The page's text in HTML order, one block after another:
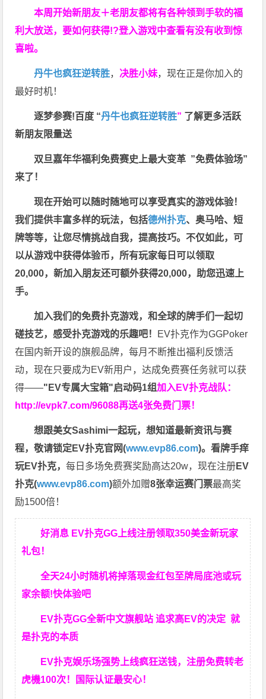
本周开始新朋友＋老朋友都将有各种领到手软的福
利大放送，要如何获得!?登入游戏中查看有没有收到惊
喜啦。
丹牛也疯狂逆转胜， 决胜小妹，现在正是你加入的
最好时机！
逐梦参赛!百度 “丹牛也疯狂逆转胜” 了解更多活跃
新朋友限量送
双旦嘉年华福利免费赛史上最大变革 ”免费体验场”
来了！
现在开始可以随时随地可以享受真实的游戏体验！
我们提供丰富多样的玩法，包括德州扑克、奥马哈、短
牌等等，让您尽情挑战自我，提高技巧。不仅如此， 可
以从游戏中获得体验币，所有玩家每日可以领取
20,000，新加入朋友还可额外获得20,000，助您迅速上
手。
加入我们的免费扑克游戏，和全球的牌手们一起切
磋技艺，感受扑克游戏的乐趣吧！ EV扑克作为GGPoker
在国内新开设的旗舰品牌，每月不断推出福利反馈活
动，现在只要成为EV新用户，达成免费赛任务就可以获
得——"EV专属大宝箱"启动码1组加入EV扑克战队：
http://evpk7.com/96088再送4张免费门票！
想跟美女Sashimi一起玩，想知道最新资讯与赛
程，敬请锁定EV扑克官网(www.evp86.com)。看牌手痒
玩EV扑克，每日多场免费赛奖励高达20w，现在注册EV
扑克(www.evp86.com)额外加赠8张幸运赛门票最高奖
励1500倍！
好消息 EV扑克GG上线注册领取350美金新玩家
礼包！
全天24小时随机将掉落现金红包至牌局底池或玩
家余额!快体验吧
EV扑克GG全新中文旗舰站 追求高EV的决定就
是扑克的本质
EV扑克娱乐场强势上线疯狂送钱，注册免费转老
虎機100次！国际认证最安心！